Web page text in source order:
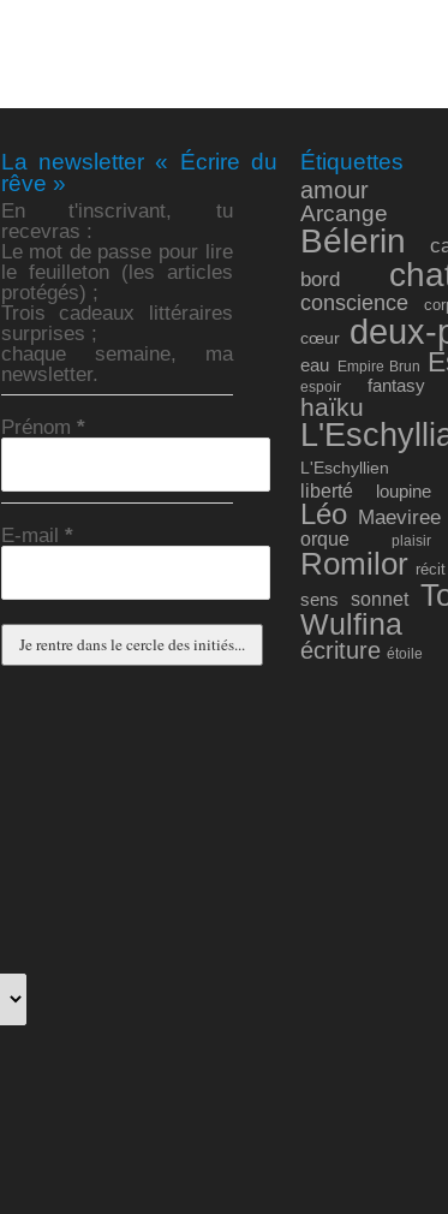
La newsletter « Écrire du
rêve »
En t'inscrivant, tu
recevras :
Le mot de passe pour lire
le feuilleton (les articles
protégés) ;
Trois cadeaux littéraires
surprises ;
chaque semaine, ma
newsletter.
Prénom *
E-mail *
Étiquettes
amour
Arcange
Bélerin
bord
conscience
cœur deux-
eau Empire Brun
espoir fantasy
haïku
L'Eschyllien
liberté loupine
Léo Maeviree
orque plaisir
Romilor récit
sens sonnet
Wulfina
écriture étoile